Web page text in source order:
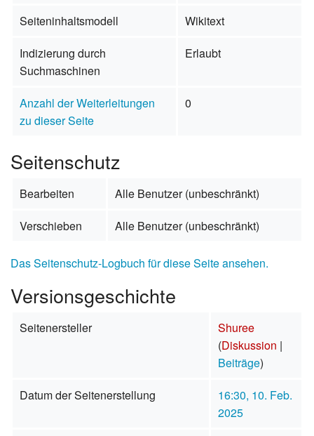
Seiteninhaltsmodell
Wikitext
Indizierung durch
Suchmaschinen
Erlaubt
Anzahl der Weiterleitungen
zu dieser Seite
0
Seitenschutz
Bearbeiten
Alle Benutzer (unbeschränkt)
Verschieben
Alle Benutzer (unbeschränkt)
Das Seitenschutz-Logbuch für diese Seite ansehen.
Versionsgeschichte
Seitenersteller
Shuree
(Diskussion |
Beiträge)
Datum der Seitenerstellung
16:30, 10. Feb.
2025